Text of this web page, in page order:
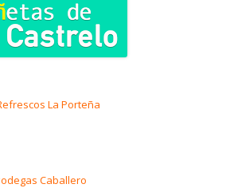
La Porteña
Caballero